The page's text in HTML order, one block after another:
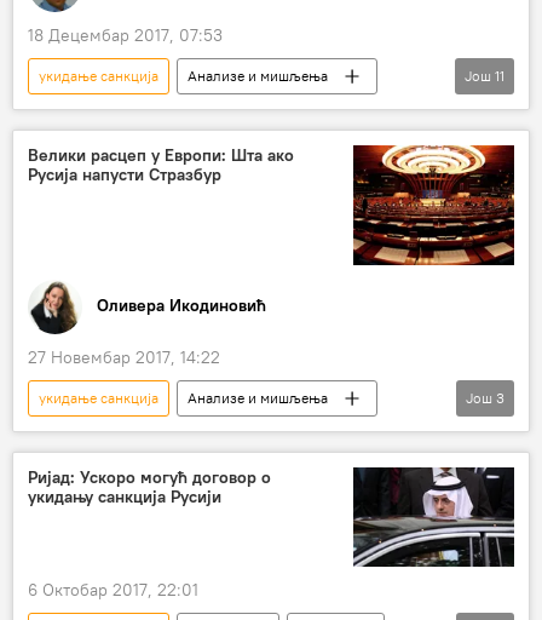
18 Децембар 2017, 07:53
укидање санкција
Анализе и мишљења
Коментари и Аналитика
Немачка
Себастијан Курц
Слободан Самарџић
формирање аустријске владе
антируске санкције
Још 11
Велики расцеп у Европи: Шта ако
Русија напусти Стразбур
Оливера Икодиновић
27 Новембар 2017, 14:22
укидање санкција
Анализе и мишљења
Коментари и Аналитика
Европска унија (ЕУ)
Још 3
Ријад: Ускоро могућ договор о
укидању санкција Русији
6 Октобар 2017, 22:01